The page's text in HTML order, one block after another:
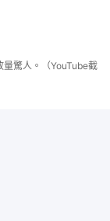
驚人。（YouTube截